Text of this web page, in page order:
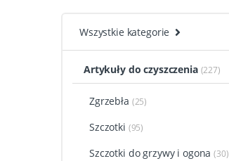
Wszystkie kategorie
Artykuły do czyszczenia (227)
Zgrzebła (25)
Szczotki (95)
Szczotki do grzywy i ogona (30)